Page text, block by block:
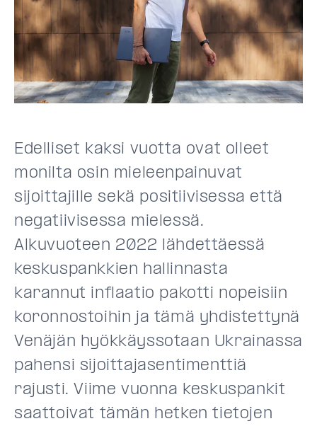
Edelliset kaksi vuotta ovat olleet
monilta osin mieleenpainuvat
sijoittajille sekä positiivisessa että
negatiivisessa mielessä.
Alkuvuoteen 2022 lähdettäessä
keskuspankkien hallinnasta
karannut inflaatio pakotti nopeisiin
koronnostoihin ja tämä yhdistettynä
Venäjän hyökkäyssotaan Ukrainassa
pahensi sijoittajasentimenttiä
rajusti. Viime vuonna keskuspankit
saattoivat tämän hetken tietojen